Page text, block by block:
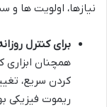
نیازها، اولویت ها و
برای کنترل
همچنان
کردن سریع،
ریموت فیزیکی